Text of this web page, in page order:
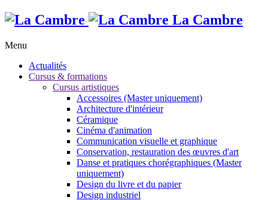
La Cambre
Menu
Actualités
Cursus & formations
Cursus artistiques
Accessoires (Master uniquement)
Architecture d'intérieur
Céramique
Cinéma d'animation
Communication visuelle et graphique
Conservation, restauration des œuvres d'art
Danse et pratiques chorégraphiques (Master
uniquement)
Design du livre et du papier
Design industriel